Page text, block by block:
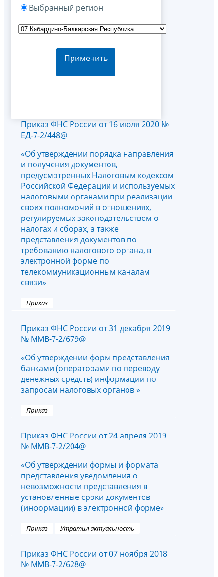
Выбранный регион
Применить
Приказ ФНС России от 16 июля 2020 №
ЕД-7-2/448@
«Об утверждении порядка направления
и получения документов,
предусмотренных Налоговым кодексом
Российской Федерации и используемых
налоговыми органами при реализации
своих полномочий в отношениях,
регулируемых законодательством о
налогах и сборах, а также
представления документов по
требованию налогового органа, в
электронной форме по
телекоммуникационным каналам
связи»
Приказ
Приказ ФНС России от 31 декабря 2019
№ ММВ-7-2/679@
«Об утверждении форм представления
банками (операторами по переводу
денежных средств) информации по
запросам налоговых органов »
Приказ
Приказ ФНС России от 24 апреля 2019
№ ММВ-7-2/204@
«Об утверждении формы и формата
представления уведомления о
невозможности представления в
установленные сроки документов
(информации) в электронной форме»
Приказ Утратил актуальность
Приказ ФНС России от 07 ноября 2018
№ ММВ-7-2/628@